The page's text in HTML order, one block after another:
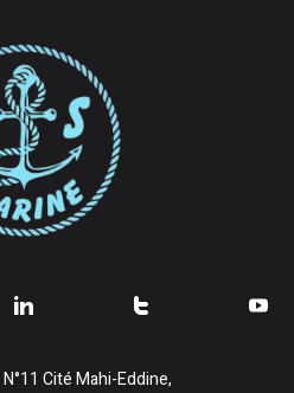
Cité Mahi-Eddine,